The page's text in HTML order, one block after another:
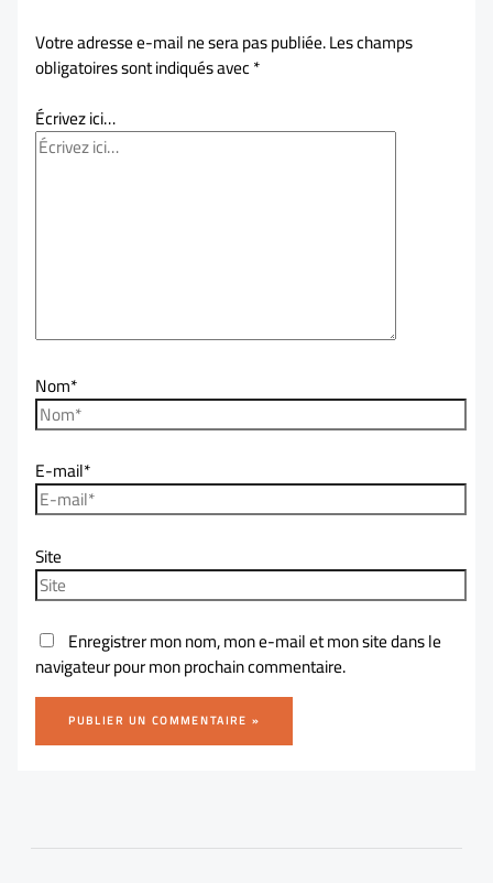
Votre adresse e-mail ne sera pas publiée.Les champs
obligatoires sont indiqués avec*
Écrivez ici…
Nom*
E-mail*
Site
Enregistrer mon nom, mon e-mail et mon site dans le
navigateur pour mon prochain commentaire.